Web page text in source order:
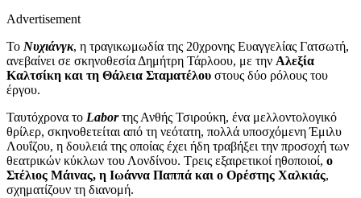
Advertisement
Το Νυχιάνγκ, η τραγικωμωδία της 20χρονης Ευαγγελίας Γατσωτή,
ανεβαίνει σε σκηνοθεσία Δημήτρη Τάρλοου, με την Αλεξία
Καλτσίκη και τη Θάλεια Σταματέλου στους δύο ρόλους του
έργου.
Ταυτόχρονα το Laborτης Ανθής Τσιρούκη, ένα μελλοντολογικό
θρίλερ, σκηνοθετείται από τη νεότατη, πολλά υποσχόμενη Έμιλυ
Λουΐζου, η δουλειά της οποίας έχει ήδη τραβήξει την προσοχή των
θεατρικών κύκλων του Λονδίνου. Τρεις εξαιρετικοί ηθοποιοί, ο
Στέλιος Μάινας, η Ιωάννα Παππά και ο Ορέστης Χαλκιάς,
σχηματίζουν τη διανομή.